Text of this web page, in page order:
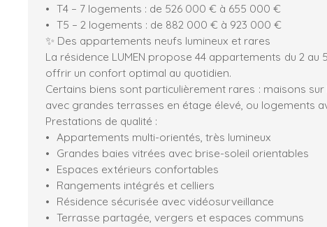
T4 – 7 logements : de 526 000 € à 655 000 €
T5 – 2 logements : de 882 000 € à 923 000 €
✨ Des appartements neufs lumineux et rares
La résidence LUMEN propose 44 appartements du 2 au
offrir un confort optimal au quotidien.
Certains biens sont particulièrement rares : maisons
avec grandes terrasses en étage élevé, ou logements
Prestations de qualité :
Appartements multi-orientés, très lumineux
Grandes baies vitrées avec brise-soleil orientables
Espaces extérieurs confortables
Rangements intégrés et celliers
Résidence sécurisée avec vidéosurveillance
Terrasse partagée, vergers et espaces communs